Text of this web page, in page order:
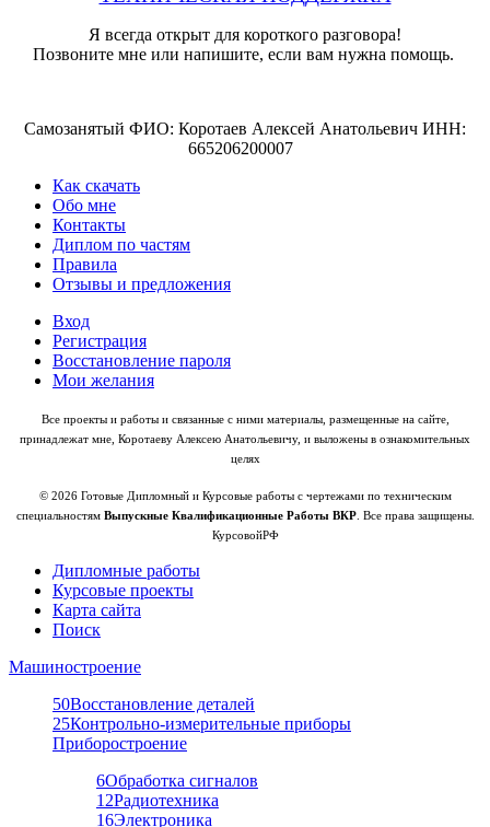
Я всегда открыт для короткого разговора!
Позвоните мне или напишите, если вам нужна помощь.
Самозанятый ФИО: Коротаев Алексей Анатольевич ИНН:
665206200007
Как скачать
Обо мне
Контакты
Диплом по частям
Правила
Отзывы и предложения
Вход
Регистрация
Восстановление пароля
Мои желания
Все проекты и работы и связанные с ними материалы, размещенные на сайте,
принадлежат мне, Коротаеву Алексею Анатольевичу, и выложены в ознакомительных
целях
© 2026 Готовые Дипломный и Курсовые работы с чертежами по техническим
специальностям Выпускные Квалификационные Работы ВКР. Все права защищены.
КурсовойРФ
Дипломные работы
Курсовые проекты
Карта сайта
Поиск
Машиностроение
50Восстановление деталей
25Контрольно-измерительные приборы
Приборостроение
6Обработка сигналов
12Радиотехника
16Электроника